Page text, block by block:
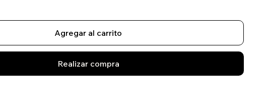
Agregar al carrito
Realizar compra